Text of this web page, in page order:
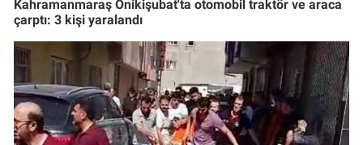
Kahramanmaraş Onikişubat'ta otomobil traktör ve araca
çarptı: 3 kişi yaralandı